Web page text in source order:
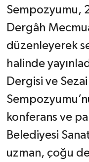
Sempozyumu,
Dergâh
düzenleyerek
halinde
Dergisi ve
konferans ve
Belediyesi
uzman, çoğu